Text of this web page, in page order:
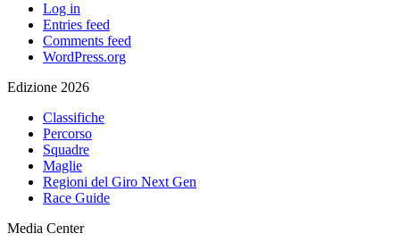
Log in
Entries feed
Comments feed
WordPress.org
Edizione 2026
Classifiche
Percorso
Squadre
Maglie
Regioni del Giro Next Gen
Race Guide
Media Center